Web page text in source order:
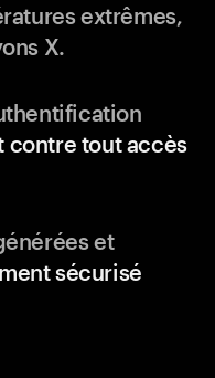
extrêmes,
X.
contre tout accès
et
sécurisé